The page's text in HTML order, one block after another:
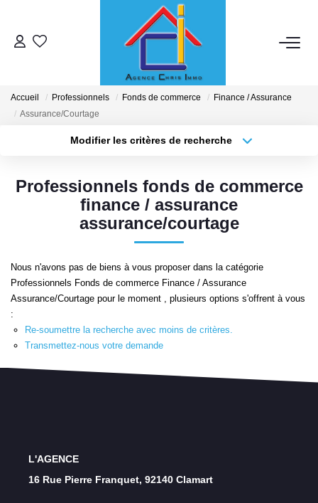
ACHETER
MISE EN RELATION
NOTRE ENSEIGNE
Qui Sommes-Nous
Nous Rejoindre
Nos Témoignages
Nos Actualités
Accueil Professionnels Fonds de commerce
Finance / Assurance
Assurance/Courtage
Modifier les critères de recherche
Plus de critères Créer une alerte
Professionnels fonds de commerce
finance / assurance
assurance/courtage
Nous n'avons pas de biens à vous proposer dans la catégorie
Professionnels Fonds de commerce Finance / Assurance
Assurance/Courtage pour le moment , plusieurs options s'offrent à vous
:
Re-soumettre la recherche avec moins de critères.
Transmettez-nous votre demande
L'AGENCE
16 Rue Pierre Franquet, 92140 Clamart